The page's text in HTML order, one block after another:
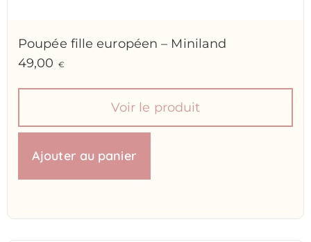
Poupée fille européen – Miniland
49,00 €
Voir le produit
Ajouter au panier